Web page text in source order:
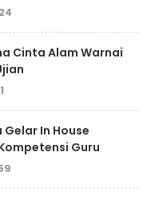
Cinta Alam Warnai
Gelar In House
Guru